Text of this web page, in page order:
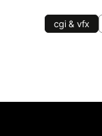
cgi & vfx